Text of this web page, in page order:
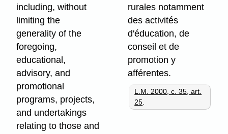
including, without
limiting the
generality of the
foregoing,
educational,
advisory, and
promotional
programs, projects,
and undertakings
relating to those and
rurales notamment
des activités
d'éducation, de
conseil et de
promotion y
afférentes.
L.M. 2000, c. 35, art.
25